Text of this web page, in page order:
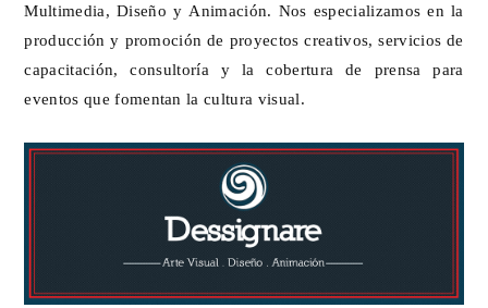
Multimedia, Diseño y Animación. Nos especializamos en la
producción y promoción de proyectos creativos, servicios de
capacitación, consultoría y la cobertura de prensa para
eventos que fomentan la cultura visual.